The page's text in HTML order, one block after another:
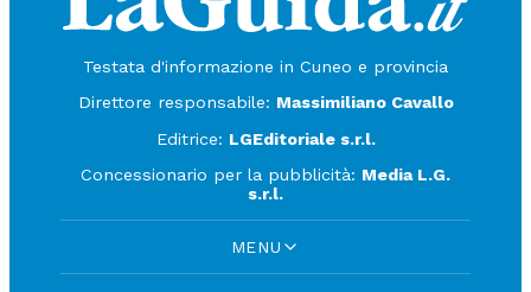
Testata d'informazione in Cuneo e provincia
Direttore responsabile: Massimiliano Cavallo
Editrice: LGEditoriale s.r.l.
Concessionario per la pubblicità: Media L.G.
s.r.l.
MENU